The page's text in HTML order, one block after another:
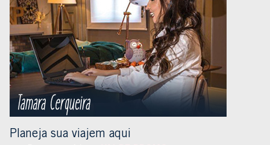
Planeja sua viajem aqui